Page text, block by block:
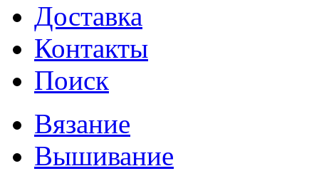
Доставка
Контакты
Поиск
Вязание
Вышивание